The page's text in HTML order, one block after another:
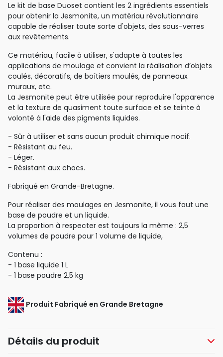
Le kit de base Duoset contient les 2 ingrédients essentiels
pour obtenir la Jesmonite, un matériau révolutionnaire
capable de réaliser toute sorte d'objets, des sous-verres
aux revêtements.
Ce matériau, facile à utiliser, s'adapte à toutes les
applications de moulage et convient la réalisation d’objets
coulés, décoratifs, de boîtiers moulés, de panneaux
muraux, etc.
La Jesmonite peut être utilisée pour reproduire l'apparence
et la texture de quasiment toute surface et se teinte à
volonté à l'aide des pigments liquides.
- Sûr à utiliser et sans aucun produit chimique nocif.
- Résistant au feu.
- Léger.
- Résistant aux chocs.
Fabriqué en Grande-Bretagne.
Pour réaliser des moulages en Jesmonite, il vous faut une
base de poudre et un liquide.
La proportion à respecter est toujours la même : 2,5
volumes de poudre pour 1 volume de liquide,
Contenu :
- 1 base liquide 1 L
- 1 base poudre 2,5 kg
Produit Fabriqué en Grande Bretagne
Détails du produit